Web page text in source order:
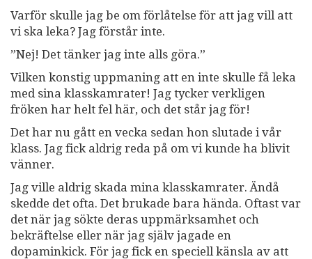
Varför skulle jag be om förlåtelse för att jag vill att
vi ska leka? Jag förstår inte.
”Nej! Det tänker jag inte alls göra.”
Vilken konstig uppmaning att en inte skulle få leka
med sina klasskamrater! Jag tycker verkligen
fröken har helt fel här, och det står jag för!
Det har nu gått en vecka sedan hon slutade i vår
klass. Jag fick aldrig reda på om vi kunde ha blivit
vänner.
Jag ville aldrig skada mina klasskamrater. Ändå
skedde det ofta. Det brukade bara hända. Oftast var
det när jag sökte deras uppmärksamhet och
bekräftelse eller när jag själv jagade en
dopaminkick. För jag fick en speciell känsla av att